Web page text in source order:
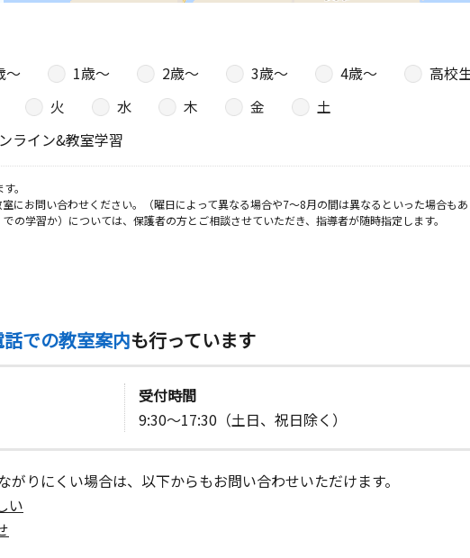
〜 1歳〜 2歳〜 3歳〜 4歳〜
高校
火 水 木 金
土
ライン&教室学習
。
お問い合わせください。（曜日によって異なる場合や7～8月の間は異なるといった場合もあ
学習か）については、保護者の方とご相談させていただき、指導者が随時指定します。
話での教室案内も行っています
受付時間
9:30～17:30（土日、祝日除く）
がりにくい場合は、以下からもお問い合わせいただけます。
い